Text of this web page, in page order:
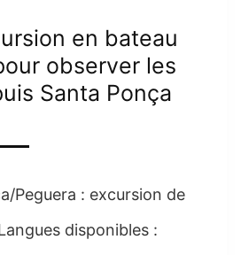
en bateau
observer les
Santa Ponça
Peguera : excursion de
disponibles :